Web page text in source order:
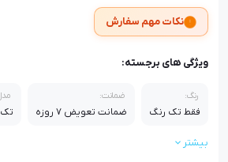
نکات مهم سفارش
ویژگی های برجسته:
رنگ:
فقط تک رنگ
ضمانت:
ضمانت تعویض 7 روزه تک
بسته بندی:
بیشتر